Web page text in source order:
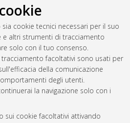
cookie
cookie tecnici necessari per il suo
e altri strumenti di tracciamento
solo con il tuo consenso.
facoltativi sono usati per
della comunicazione
degli utenti.
la navigazione solo con i
sui cookie facoltativi attivando
convertitori fotovoltaici monofase
magistrale], Università di
Ingegneria dell'energia elettrica
full-text non disponibile
ilFri Aug 7 16:44:58 2026 CEST